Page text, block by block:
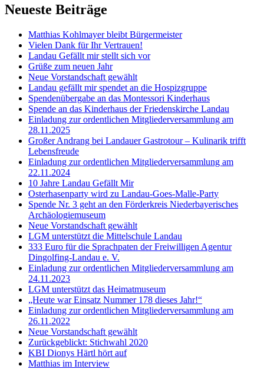
Neueste Beiträge
Matthias Kohlmayer bleibt Bürgermeister
Vielen Dank für Ihr Vertrauen!
Landau Gefällt mir stellt sich vor
Grüße zum neuen Jahr
Neue Vorstandschaft gewählt
Landau gefällt mir spendet an die Hospizgruppe
Spendenübergabe an das Montessori Kinderhaus
Spende an das Kinderhaus der Friedenskirche Landau
Einladung zur ordentlichen Mitgliederversammlung am
28.11.2025
Großer Andrang bei Landauer Gastrotour – Kulinarik trifft
Lebensfreude
Einladung zur ordentlichen Mitgliederversammlung am
22.11.2024
10 Jahre Landau Gefällt Mir
Osterhasenparty wird zu Landau-Goes-Malle-Party
Spende Nr. 3 geht an den Förderkreis Niederbayerisches
Archäologiemuseum
Neue Vorstandschaft gewählt
LGM unterstützt die Mittelschule Landau
333 Euro für die Sprachpaten der Freiwilligen Agentur
Dingolfing-Landau e. V.
Einladung zur ordentlichen Mitgliederversammlung am
24.11.2023
LGM unterstützt das Heimatmuseum
„Heute war Einsatz Nummer 178 dieses Jahr!“
Einladung zur ordentlichen Mitgliederversammlung am
26.11.2022
Neue Vorstandschaft gewählt
Zurückgeblickt: Stichwahl 2020
KBI Dionys Härtl hört auf
Matthias im Interview